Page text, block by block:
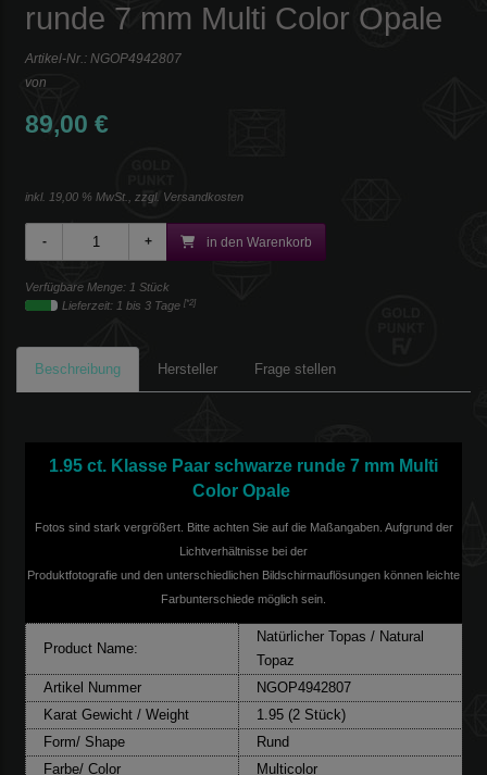
runde 7 mm Multi Color Opale
Artikel-Nr.: NGOP4942807
von
89,00 €
inkl. 19,00 % MwSt., zzgl. Versandkosten
in den Warenkorb
Verfügbare Menge: 1 Stück
Lieferzeit: 1 bis 3 Tage [*2]
Beschreibung Hersteller Frage stellen
1.95 ct. Klasse Paar schwarze runde 7 mm Multi
Color Opale
Fotos sind stark vergrößert. Bitte achten Sie auf die Maßangaben. Aufgrund der
Lichtverhältnisse bei der
Produktfotografie und den unterschiedlichen Bildschirmauflösungen können leichte
Farbunterschiede möglich sein.
Product Name:
Natürlicher Topas / Natural
Topaz
Artikel Nummer
NGOP4942807
Karat Gewicht / Weight
1.95 (2 Stück)
Form/ Shape
Rund
Farbe/ Color
Multicolor